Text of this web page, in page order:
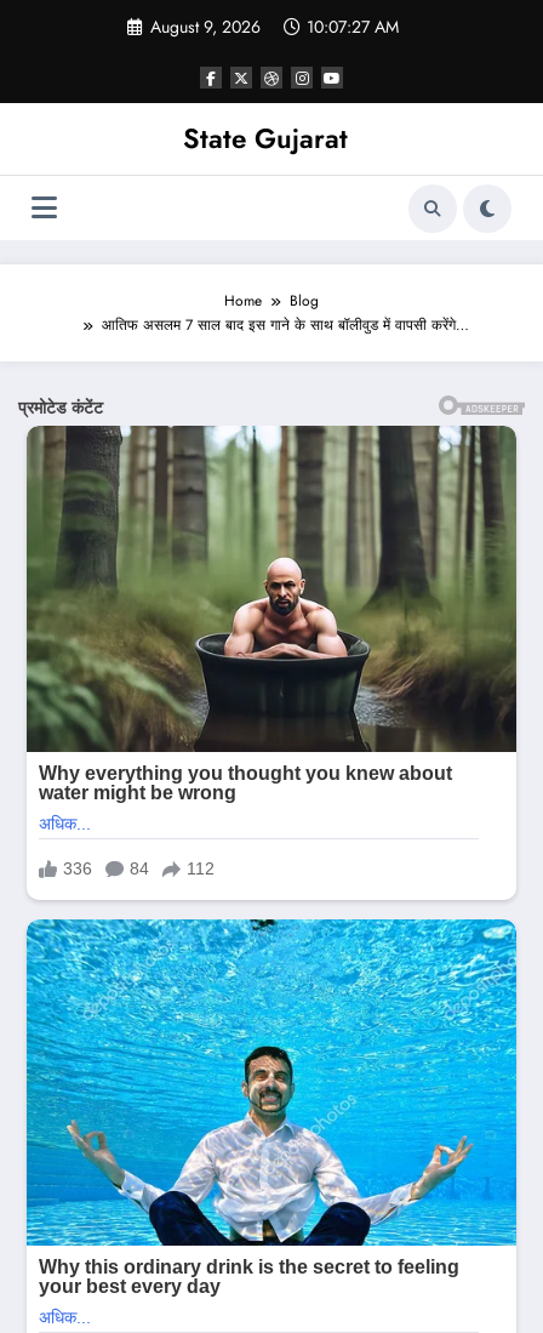
August 9, 2026 10:07:29 AM
State Gujarat
Home
Blog
आतिफ असलम 7 साल बाद इस गाने के साथ बॉलीवुड में वापसी करेंगे…